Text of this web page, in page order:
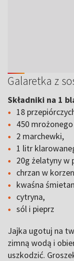
Galaretka z
Składniki na 1
18
450
2 marchewki,
1 litr
20g żelatyny w
chrzan w
kwaśna
cytryna,
sól i pieprz
Jajka ugotuj na
zimną wodą i
uszkodzić.